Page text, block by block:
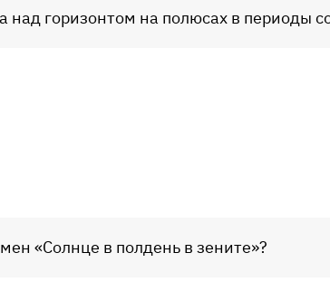
над горизонтом на полюсах в периоды
«Солнце в полдень в зените»?